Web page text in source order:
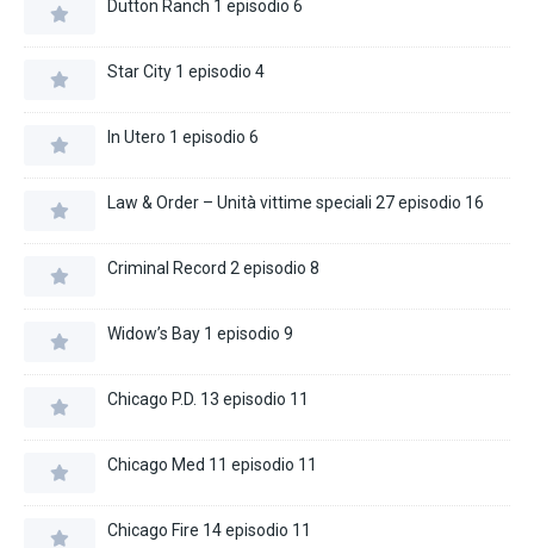
Dutton Ranch 1 episodio 6
Star City 1 episodio 4
In Utero 1 episodio 6
Law & Order – Unità vittime speciali 27 episodio 16
Criminal Record 2 episodio 8
Widow’s Bay 1 episodio 9
Chicago P.D. 13 episodio 11
Chicago Med 11 episodio 11
Chicago Fire 14 episodio 11